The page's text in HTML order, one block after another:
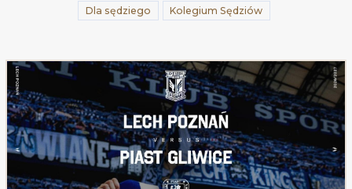
Dla sędziego Kolegium Sędziów